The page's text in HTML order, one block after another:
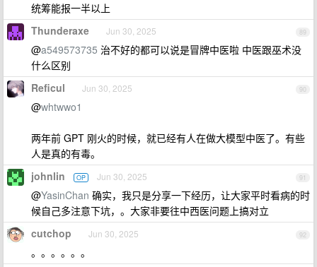
统筹能报一半以上
89
Thunderaxe Jun 30, 2025
@a549573735 治不好的都可以说是冒牌中医啦 中医跟巫术没
什么区别
90
Reficul Jun 30, 2025
@whtwwo1
两年前 GPT 刚火的时候，就已经有人在做大模型中医了。有些
人是真的有毒。
91
johnlin OP Jun 30, 2025
@YasinChan 确实，我只是分享一下经历，让大家平时看病的时
候自己多注意下坑，。大家非要往中西医问题上搞对立
92
cutchop Jun 30, 2025
。。。。。。